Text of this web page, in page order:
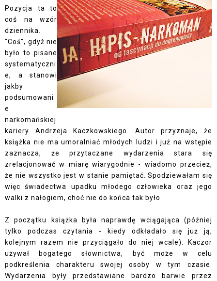
Pozycja ta to
coś na wzór
dziennika.
"Coś", gdyż nie
było to pisane
systematyczni
e, a stanowi
jakby
podsumowani
e
narkomańskiej
kariery Andrzeja Kaczkowskiego. Autor przyznaje, że
książka nie ma umoralniać młodych ludzi i już na wstępie
zaznacza, że przytaczane wydarzenia stara się
zrelacjonować w miarę wiarygodnie - wiadomo przecież,
że nie wszystko jest w stanie pamiętać. Spodziewałam się
więc świadectwa upadku młodego człowieka oraz jego
walki z nałogiem, choć nie do końca tak było.
Z początku książka była naprawdę wciągająca (później
tylko podczas czytania - kiedy odkładało się już ją,
kolejnym razem nie przyciągało do niej wcale). Kaczor
używał bogatego słownictwa, być może w celu
podkreślenia charakteru swojej osoby w tym czasie.
Wydarzenia były przedstawiane bardzo barwie przez